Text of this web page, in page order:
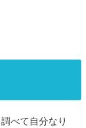
べて自分なり